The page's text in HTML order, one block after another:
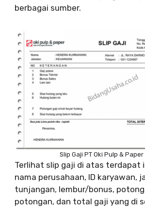
berbagai sumber.
Slip Gaji PT Oki Pulp & Paper
Terlihat slip gaji di atas terdapat
nama perusahaan, ID karyawan,
tunjangan, lembur/bonus,
potongan, dan total gaji yang di